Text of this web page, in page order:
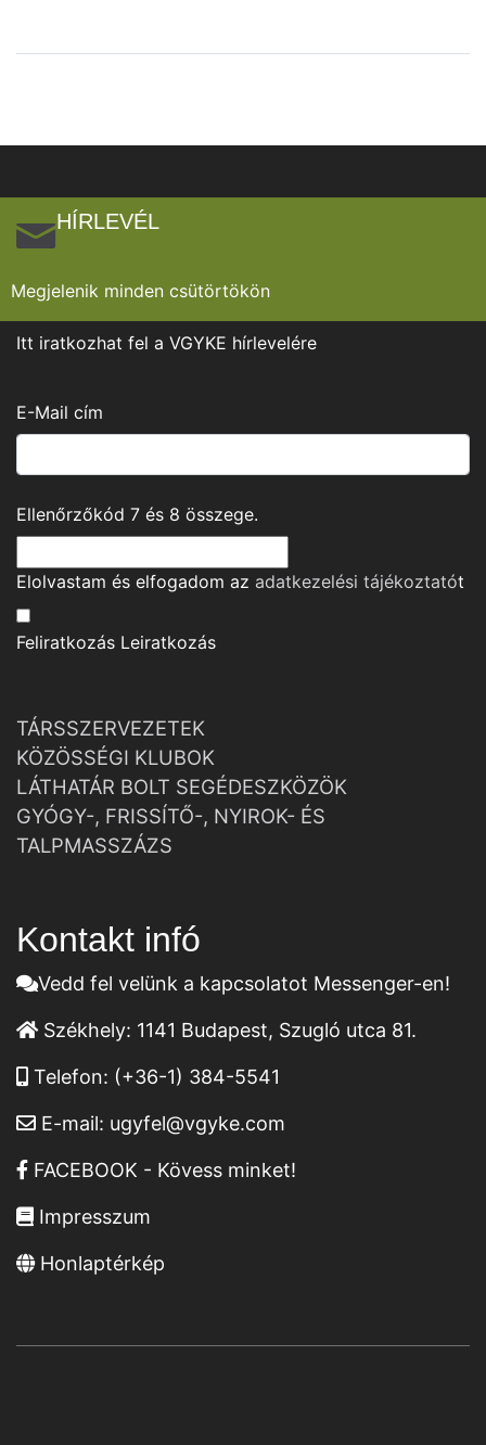
HÍRLEVÉL
Megjelenik minden csütörtökön
Itt iratkozhat fel a VGYKE hírlevelére
E-Mail cím
Ellenőrzőkód 7 és 8 összege.
Elolvastam és elfogadom az adatkezelési tájékoztatót
Feliratkozás Leiratkozás
TÁRSSZERVEZETEK
KÖZÖSSÉGI KLUBOK
LÁTHATÁR BOLT SEGÉDESZKÖZÖK
GYÓGY-, FRISSÍTŐ-, NYIROK- ÉS
TALPMASSZÁZS
Kontakt infó
Vedd fel velünk a kapcsolatot Messenger-en!
Székhely: 1141 Budapest, Szugló utca 81.
Telefon: (+36-1) 384-5541
E-mail: ugyfel@vgyke.com
FACEBOOK - Kövess minket!
Impresszum
Honlaptérkép